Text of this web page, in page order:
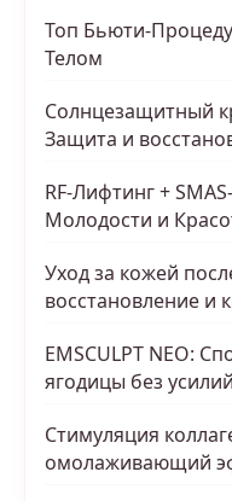
Топ Бьюти-
Телом
Солнцезащитный
Защита и
RF-Лифтинг +
Молодости и
Уход за кожей
восстановление и
EMSCULPT NEO:
ягодицы без усилий
Стимуляция
омолаживающий